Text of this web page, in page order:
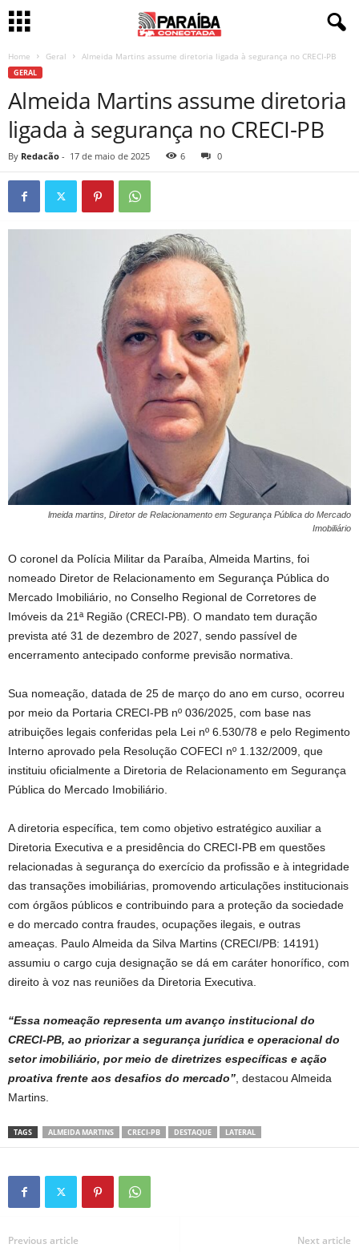
Home Geral Almeida Martins assume diretoria ligada à segurança no CRECI-PB
GERAL
Almeida Martins assume diretoria
ligada à segurança no CRECI-PB
By Redacão - 17 de maio de 2025 6 0
lmeida martins, Diretor de Relacionamento em Segurança Pública do Mercado
Imobiliário
O coronel da Polícia Militar da Paraíba, Almeida Martins, foi
nomeado Diretor de Relacionamento em Segurança Pública do
Mercado Imobiliário, no Conselho Regional de Corretores de
Imóveis da 21ª Região (CRECI-PB). O mandato tem duração
prevista até 31 de dezembro de 2027, sendo passível de
encerramento antecipado conforme previsão normativa.
Sua nomeação, datada de 25 de março do ano em curso, ocorreu
por meio da Portaria CRECI-PB nº 036/2025, com base nas
atribuições legais conferidas pela Lei nº 6.530/78 e pelo Regimento
Interno aprovado pela Resolução COFECI nº 1.132/2009, que
instituiu oficialmente a Diretoria de Relacionamento em Segurança
Pública do Mercado Imobiliário.
A diretoria específica, tem como objetivo estratégico auxiliar a
Diretoria Executiva e a presidência do CRECI-PB em questões
relacionadas à segurança do exercício da profissão e à integridade
das transações imobiliárias, promovendo articulações institucionais
com órgãos públicos e contribuindo para a proteção da sociedade
e do mercado contra fraudes, ocupações ilegais, e outras
ameaças. Paulo Almeida da Silva Martins (CRECI/PB: 14191)
assumiu o cargo cuja designação se dá em caráter honorífico, com
direito à voz nas reuniões da Diretoria Executiva.
“Essa nomeação representa um avanço institucional do
CRECI-PB, ao priorizar a segurança jurídica e operacional do
setor imobiliário, por meio de diretrizes específicas e ação
proativa frente aos desafios do mercado” , destacou Almeida
Martins.
TAGS ALMEIDA MARTINS CRECI-PB DESTAQUE LATERAL
Previous article Next article